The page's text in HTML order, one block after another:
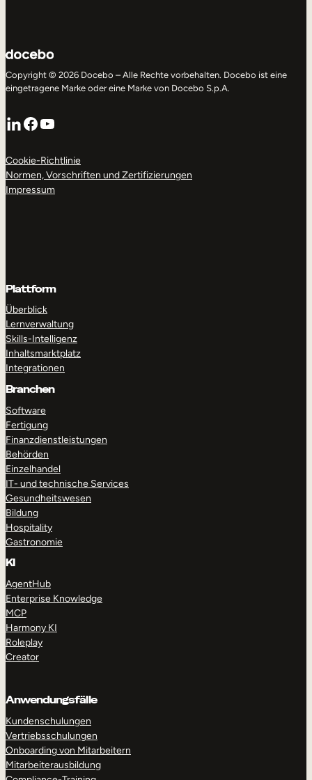
Copyright © 2026 Docebo – Alle Rechte vorbehalten. Docebo ist eine
eingetragene Marke oder eine Marke von Docebo S.p.A.
LinkedIn
Facebook
YouTube
Cookie-Richtlinie
Normen, Vorschriften und Zertifizierungen
Impressum
Plattform
Überblick
Lernverwaltung
Skills-Intelligenz
Inhaltsmarktplatz
Integrationen
Branchen
Software
Fertigung
Finanzdienstleistungen
Behörden
Einzelhandel
IT- und technische Services
Gesundheitswesen
Bildung
Hospitality
Gastronomie
KI
AgentHub
Enterprise Knowledge
MCP
Harmony KI
Roleplay
Creator
Anwendungsfälle
Kundenschulungen
Vertriebsschulungen
Onboarding von Mitarbeitern
Mitarbeiterausbildung